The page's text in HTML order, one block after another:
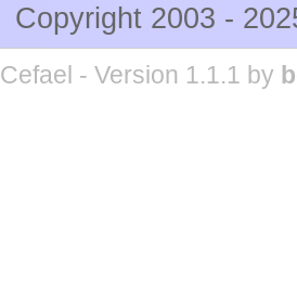
Copyright 2003 -
Cefael - Version 1.1.1 by